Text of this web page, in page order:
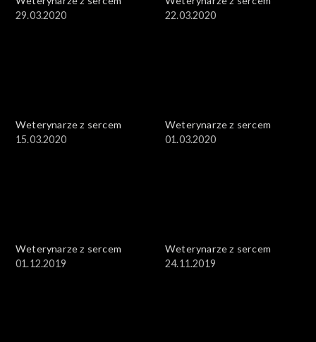
29.03.2020
22.03.2020
Weterynarze z sercem
15.03.2020
Weterynarze z sercem
01.03.2020
Weterynarze z sercem
01.12.2019
Weterynarze z sercem
24.11.2019